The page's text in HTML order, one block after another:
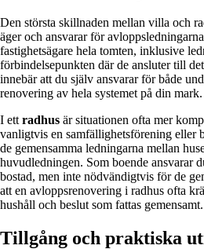
Den största skillnaden mellan villa och
äger och ansvarar för
fastighetsägare hela tomten, inklusive
förbindelsepunkten där de ansluter till
innebär att du själv ansvarar för både
renovering av hela systemet på din mark.
I ett radhus är situationen ofta mer
vanligtvis en samfällighetsförening eller
de gemensamma ledningarna mellan
huvudledningen. Som boende ansvarar
bostad, men inte nödvändigtvis för de
att en avloppsrenovering i radhus ofta
hushåll och beslut som fattas gemensamt.
Tillgång och praktiska